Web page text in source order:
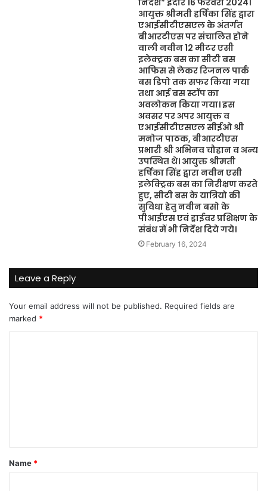
निर्देश* इंदौर 16 फरवरी 2024।
आयुक्त श्रीमती हर्षिका सिंह द्वारा
एआईसीटीएसएल के अंतर्गत
बीआरटीएस पर संचालित होने
वाली नवीन 12 मीटर एसी
इलेक्ट्रक बस का सीटी बस
आफिस से लेकर रिजनल पार्क
बस डिपो तक सफर किया गया
तथा आई बस स्टॉप का
अवलोकन किया गया। इस
अवसर पर अपर आयुक्त व
एआईसीटीएसएल सीईओ श्री
मनोज पाठक, बीआरटीएस
प्रभारी श्री अभिनव चौहान व अन्य
उपस्थित थे। आयुक्त श्रीमती
हर्षिका सिंह द्वारा नवीन एसी
इलेक्ट्रिक बस का निरीक्षण करते
हुए, सीटी बस के यात्रियो की
सुविधा हेतु नवीन बसो के
पीआईएस एवं ड्राईवर प्रशिक्षण के
संबंध में भी निर्देश दिये गये।
February 16, 2024
Leave a Reply
Your email address will not be published. Required fields are
marked *
t
*
Name *